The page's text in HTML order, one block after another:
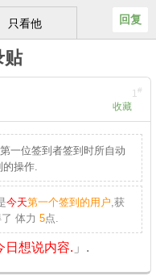
只看他 回复
贴
1#
收藏
一位签到者签到时所自动
的操作.
今天第一个签到的用户,获
体力 5点.
日想说内容. 」.